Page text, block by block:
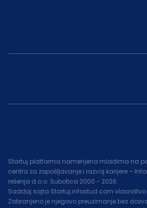
Startuj platforma namenjena mladima na
centra za zapošljavanje i razvoj karijere –
rešenja d.o.o. Subotica 2000 - 2026.
Sadržaj sajta Startuj.infostud.com
Zabranjeno je njegovo preuzimanje bez